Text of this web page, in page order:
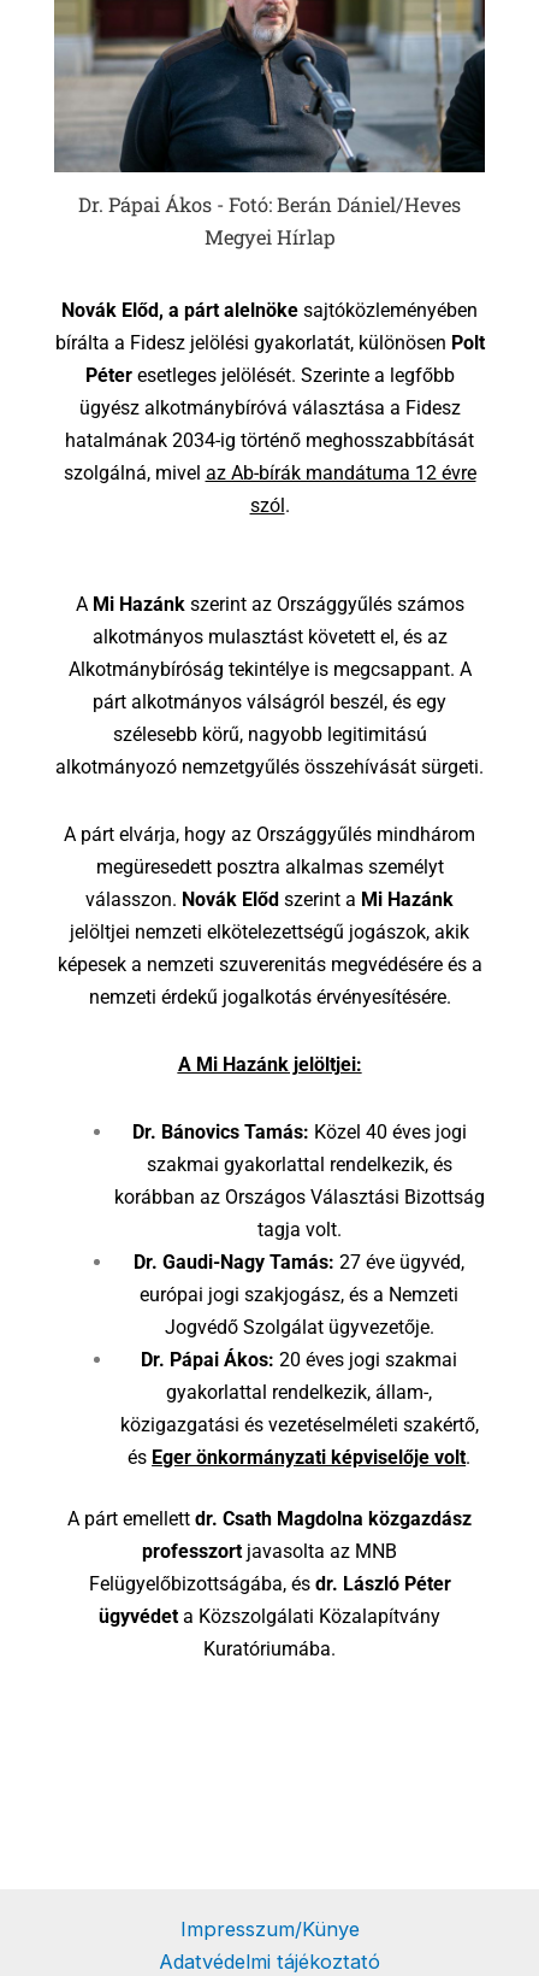
Dr. Pápai Ákos - Fotó: Berán Dániel/Heves
Megyei Hírlap
Novák Előd, a párt alelnöke sajtóközleményében
bírálta a Fidesz jelölési gyakorlatát, különösen Polt
Péteresetleges jelölését. Szerinte a legfőbb
ügyész alkotmánybíróvá választása a Fidesz
hatalmának 2034-ig történő meghosszabbítását
szolgálná, mivel az Ab-bírák mandátuma 12 évre
szól.
A Mi Hazánkszerint az Országgyűlés számos
alkotmányos mulasztást követett el, és az
Alkotmánybíróság tekintélye is megcsappant. A
párt alkotmányos válságról beszél, és egy
szélesebb körű, nagyobb legitimitású
alkotmányozó nemzetgyűlés összehívását sürgeti.
A párt elvárja, hogy az Országgyűlés mindhárom
megüresedett posztra alkalmas személyt
válasszon. Novák Előd szerint a Mi Hazánk
jelöltjei nemzeti elkötelezettségű jogászok, akik
képesek a nemzeti szuverenitás megvédésére és a
nemzeti érdekű jogalkotás érvényesítésére.
A Mi Hazánk jelöltjei:
Dr. Bánovics Tamás: Közel 40 éves jogi
szakmai gyakorlattal rendelkezik, és
korábban az Országos Választási Bizottság
tagja volt.
Dr. Gaudi-Nagy Tamás: 27 éve ügyvéd,
európai jogi szakjogász, és a Nemzeti
Jogvédő Szolgálat ügyvezetője.
Dr. Pápai Ákos: 20 éves jogi szakmai
gyakorlattal rendelkezik, állam-,
közigazgatási és vezetéselméleti szakértő,
és Eger önkormányzati képviselője volt.
A párt emellett dr. Csath Magdolna közgazdász
professzort javasolta az MNB
Felügyelőbizottságába, és dr. László Péter
ügyvédet a Közszolgálati Közalapítvány
Kuratóriumába.
Impresszum/Künye
Adatvédelmi tájékoztató